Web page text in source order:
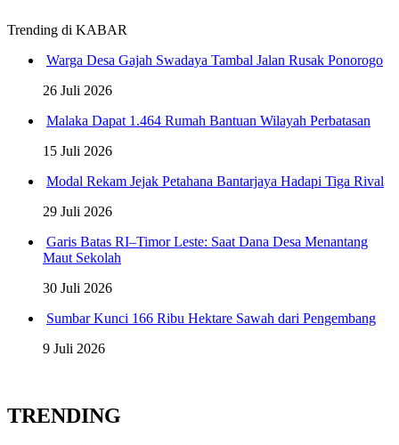
Trending di KABAR
Warga Desa Gajah Swadaya Tambal Jalan Rusak Ponorogo
26 Juli 2026
Malaka Dapat 1.464 Rumah Bantuan Wilayah Perbatasan
15 Juli 2026
Modal Rekam Jejak Petahana Bantarjaya Hadapi Tiga Rival
29 Juli 2026
Garis Batas RI–Timor Leste: Saat Dana Desa Menantang
Maut Sekolah
30 Juli 2026
Sumbar Kunci 166 Ribu Hektare Sawah dari Pengembang
9 Juli 2026
TRENDING